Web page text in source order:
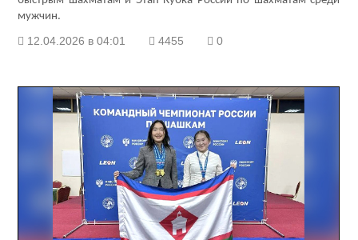
мужчин.
12.04.2026 в 04:01 4455 0